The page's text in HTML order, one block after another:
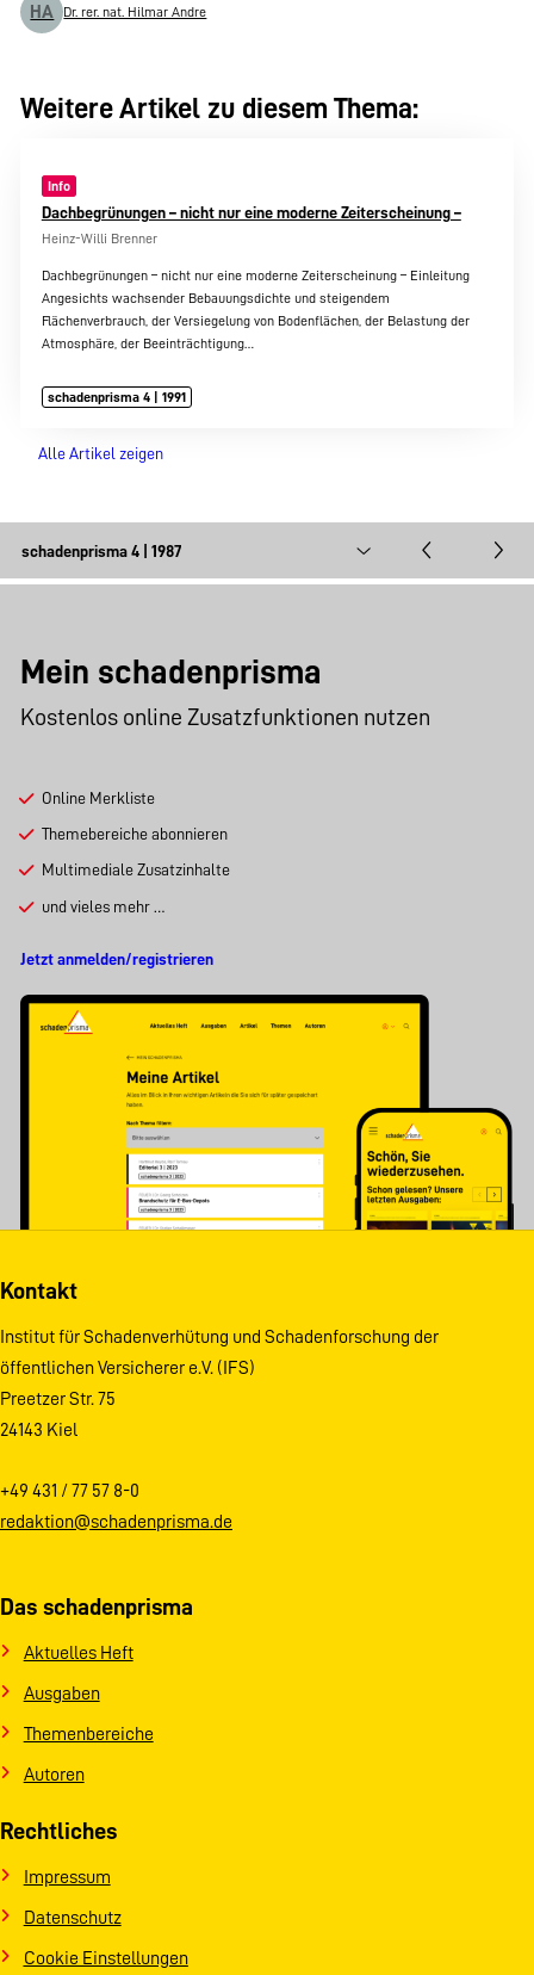
HA Dr. rer. nat. Hilmar Andre
Weitere Artikel zu diesem Thema:
Info
Dachbegrünungen – nicht nur eine moderne Zeiterscheinung –
Heinz-Willi Brenner
Dachbegrünungen – nicht nur eine moderne Zeiterscheinung – Einleitung
Angesichts wachsender Bebauungsdichte und steigendem
Flächenverbrauch, der Versiegelung von Bodenflächen, der Belastung der
Atmosphäre, der Beeinträchtigung…
schadenprisma 4 | 1991
Alle Artikel zeigen
Mein schadenprisma
Kostenlos online Zusatzfunktionen nutzen
Online Merkliste
Themebereiche abonnieren
Multimediale Zusatzinhalte
und vieles mehr …
Jetzt anmelden/registrieren
Kontakt
Institut für Schadenverhütung und Schadenforschung der
öffentlichen Versicherer e.V. (IFS)
Preetzer Str. 75
24143 Kiel
+49 431 / 77 57 8-0
redaktion@schadenprisma.de
Das schadenprisma
Aktuelles Heft
Ausgaben
Themenbereiche
Autoren
Rechtliches
Impressum
Datenschutz
Cookie Einstellungen